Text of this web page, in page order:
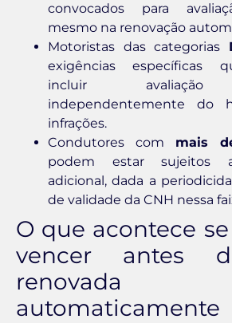
convocados para
mesmo na renovação
Motoristas das categorias
exigências específicas
incluir avaliação
independentemente do
infrações.
Condutores com mais
podem estar sujeitos
adicional, dada a
de validade da CNH nessa
O que acontece
vencer antes
renovada
automaticamente